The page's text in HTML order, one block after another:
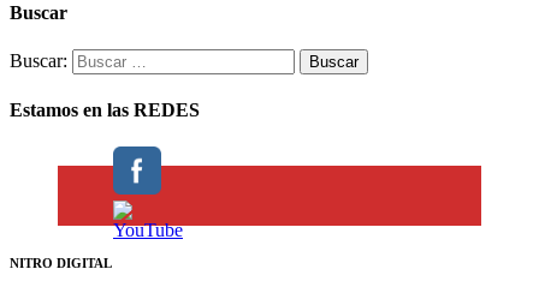
Buscar
Buscar:
Estamos en las REDES
NITRO DIGITAL